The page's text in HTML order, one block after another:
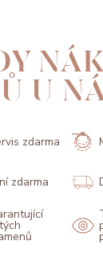
U
zdarma
zdarma